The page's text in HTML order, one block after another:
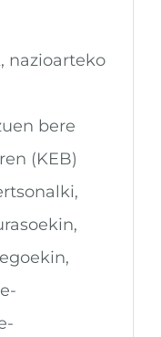
nazioarteko
bere
(KEB)